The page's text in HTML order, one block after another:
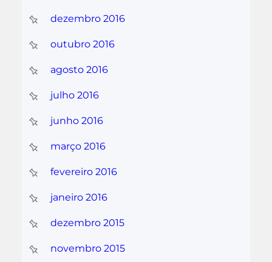
dezembro 2016
outubro 2016
agosto 2016
julho 2016
junho 2016
março 2016
fevereiro 2016
janeiro 2016
dezembro 2015
novembro 2015